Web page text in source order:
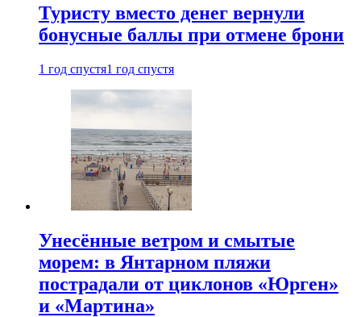
Туристу вместо денег вернули
бонусные баллы при отмене брони
1 год спустя1 год спустя
Унесённые ветром и смытые
морем: в Янтарном пляжи
пострадали от циклонов «Юрген»
и «Мартина»